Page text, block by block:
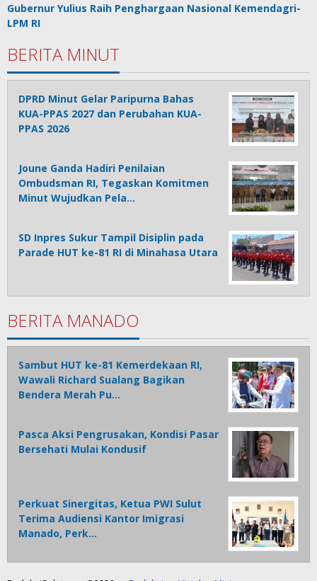
Gubernur Yulius Raih Penghargaan Nasional Kemendagri-
LPM RI
BERITA MINUT
DPRD Minut Gelar Paripurna Bahas
KUA-PPAS 2027 dan Perubahan KUA-
PPAS 2026
Joune Ganda Hadiri Penilaian
Ombudsman RI, Tegaskan Komitmen
Minut Wujudkan Pela…
SD Inpres Sukur Tampil Disiplin pada
Parade HUT ke-81 RI di Minahasa Utara
BERITA MANADO
Sambut HUT ke-81 Kemerdekaan RI,
Wawali Richard Sualang Bagikan
Bendera Merah Pu…
Pasca Aksi Pengrusakan, Kondisi Pasar
Bersehati Mulai Kondusif
Perkuat Sinergitas, Ketua PWI Sulut
Terima Audiensi Kantor Imigrasi
Manado, Perk…